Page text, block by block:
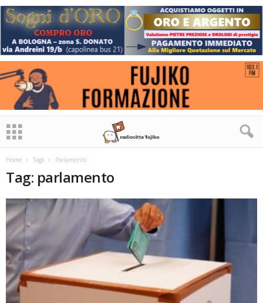
Home Tags Parlamento
Tag: parlamento